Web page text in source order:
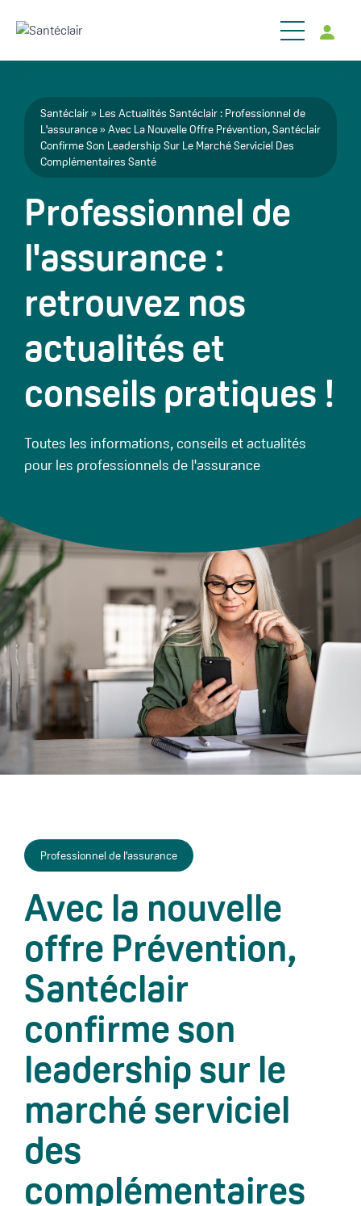
Fil d'Ariane
Santéclair
Les Actualités Santéclair : Professionnel de
L'assurance
Avec La Nouvelle Offre Prévention, Santéclair
Confirme Son Leadership Sur Le Marché Serviciel Des
Complémentaires Santé
Professionnel de
l'assurance :
retrouvez nos
actualités et
conseils pratiques !
Toutes les informations, conseils et actualités
pour les professionnels de l'assurance
Professionnel de l'assurance
Avec la nouvelle
offre Prévention,
Santéclair
confirme son
leadership sur le
marché serviciel
des
complémentaires